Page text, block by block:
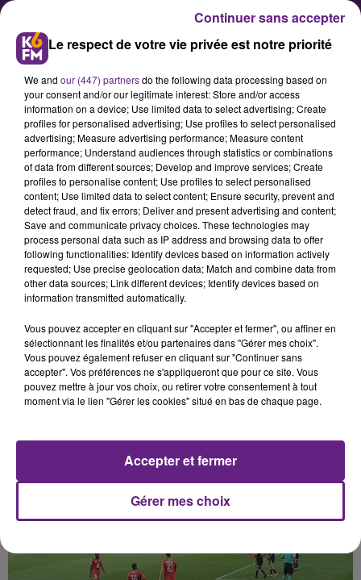
18 joueurs dijonnais
sélectionnés pour DFCO - Ajaccio
Pour la réception de l'AC Ajaccio au
stade Gaston-Gérard ce samedi à
19h dans le cadre de la 33eme
journée de Ligue 2, Patrice Garande
groupe de 18 joueurs.
Publié : 15 avril 2022 à 18h26 par la rédaction
Le respect de votre vie privée est notre priorité
We and our (447) partnersdo the following data processing based on
your consent and/or our legitimate interest: Store and/or access
information on a device; Use limited data to select advertising; Create
profiles for personalised advertising; Use profiles to select personalised
advertising; Measure advertising performance; Measure content
performance; Understand audiences through statistics or combinations
of data from different sources; Develop and improve services; Create
profiles to personalise content; Use profiles to select personalised
content; Use limited data to select content; Ensure security, prevent and
detect fraud, and fix errors; Deliver and present advertising and content;
Save and communicate privacy choices. These technologies may
process personal data such as IP address and browsing data to offer
following functionalities: Identify devices based on information actively
requested; Use precise geolocation data; Match and combine data from
other data sources; Link different devices; Identify devices based on
information transmitted automatically.
Vous pouvez accepter en cliquant sur "Accepter et fermer", ou affiner en
sélectionnant les finalités et/ou partenaires dans "Gérer mes choix".
Vous pouvez également refuser en cliquant sur "Continuer sans
accepter". Vos préférences ne s'appliqueront que pour ce site. Vous
pouvez mettre à jour vos choix, ou retirer votre consentement à tout
moment via le lien "Gérer les cookies" situé en bas de chaque page.
Gérer mes choix
Accepter et fermer
Continuer sans accepter